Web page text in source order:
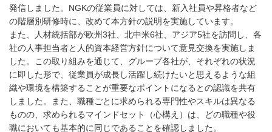
発信しました。NGKの従業員に対しては、新入社員や昇格者など
の階層別研修時に、改めて本方針の説明を実施しています。
また、人材統括部が欧州3社、北中米6社、アジア5社を訪問し、各
社の人事担当者と人的資本経営方針について意見交換を実施しま
した。この取り組みを通じて、グループ各社が、それぞれの状況
に即した形で、従業員が成長し活躍し続けたいと思えるような組
織や環境を構築することが重要なポイントになるとの認識を共有
しました。また、職種ごとに求められる専門性やスキルは異なる
ものの、求められるマインドセット（心構え）は、どの職種や役
職においても基本的に同じであることを確認しました。